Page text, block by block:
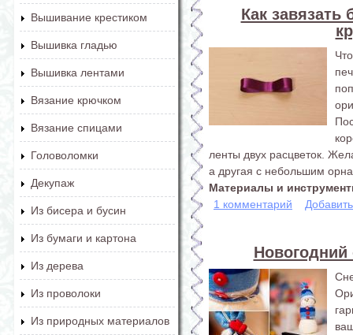
Вышивание крестиком
Вышивка гладью
Вышивка лентами
Вязание крючком
Вязание спицами
Головоломки
Декупаж
Из бисера и бусин
Из бумаги и картона
Из дерева
Из проволоки
Из природных материалов
Как завязать
ленты двух расцветок.
а другая с небольшим
Материалы и
1 комментарий
Новогодний